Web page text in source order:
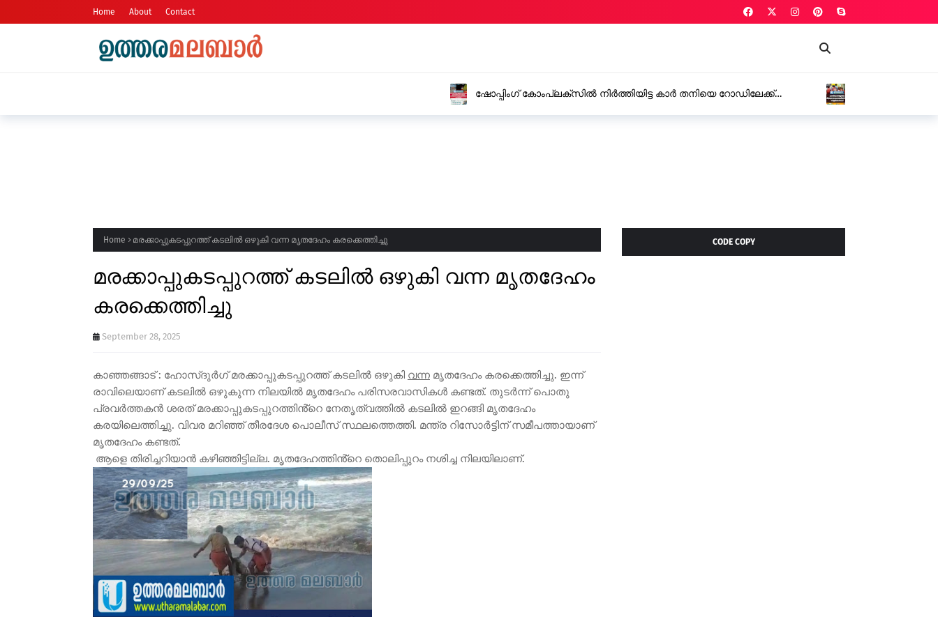
Home About Contact
കാസർകോട് ജില്ലയിലെ വിദ്യാഭ്യാസ സ്ഥാപനങ്ങൾക്ക് നാളെ
Home മരക്കാപ്പുകടപ്പുറത്ത് കടലിൽ ഒഴുകി വന്ന മൃതദേഹം കരക്കെത്തിച്ചു
മരക്കാപ്പുകടപ്പുറത്ത് കടലിൽ ഒഴുകി വന്ന മൃതദേഹം
കരക്കെത്തിച്ചു
September 28, 2025
കാഞ്ഞങ്ങാട് : ഹോസ്ദുർഗ് മരക്കാപ്പുകടപ്പുറത്ത് കടലിൽ ഒഴുകി വന്ന മൃതദേഹം കരക്കെത്തിച്ചു. ഇന്ന്
രാവിലെയാണ് കടലിൽ ഒഴുകുന്ന നിലയിൽ മൃതദേഹം പരിസരവാസികൾ കണ്ടത്. തുടർന്ന് പൊതു
പ്രവർത്തകൻ ശരത് മരക്കാപ്പുകടപ്പുറത്തിൻ്റെ നേതൃത്വത്തിൽ കടലിൽ ഇറങ്ങി മൃതദേഹം
കരയിലെത്തിച്ചു. വിവര മറിഞ്ഞ് തീരദേശ പൊലീസ് സ്ഥലത്തെത്തി. മന്ത്ര റിസോർട്ടിന് സമീപത്തായാണ്
മൃതദേഹം കണ്ടത്.
ആളെ തിരിച്ചറിയാൻ കഴിഞ്ഞിട്ടില്ല. മൃതദേഹത്തിൻ്റെ തൊലിപ്പുറം നശിച്ച നിലയിലാണ്.
CODE COPY